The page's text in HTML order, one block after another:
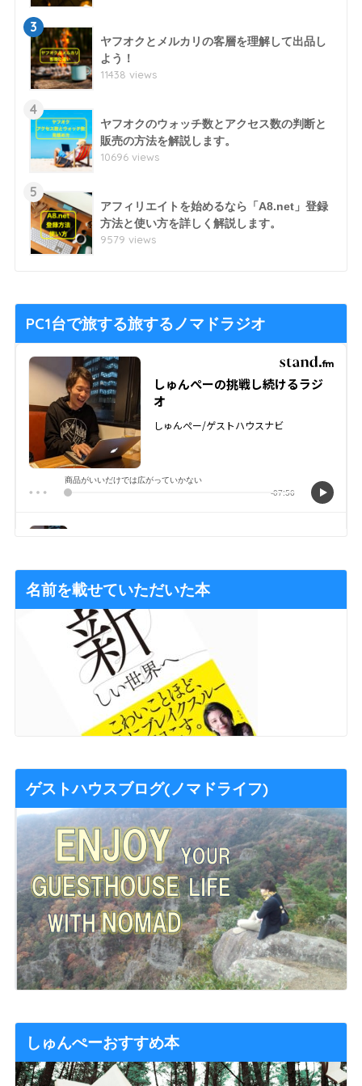
3
ヤフオクとメルカリの客層を理解して出品し
よう！
11438 views
4
ヤフオクのウォッチ数とアクセス数の判断と
販売の方法を解説します。
10696 views
5
アフィリエイトを始めるなら「A8.net」登録
方法と使い方を詳しく解説します。
9579 views
PC1台で旅する旅するノマドラジオ
名前を載せていただいた本
ゲストハウスブログ(ノマドライフ)
しゅんぺーおすすめ本